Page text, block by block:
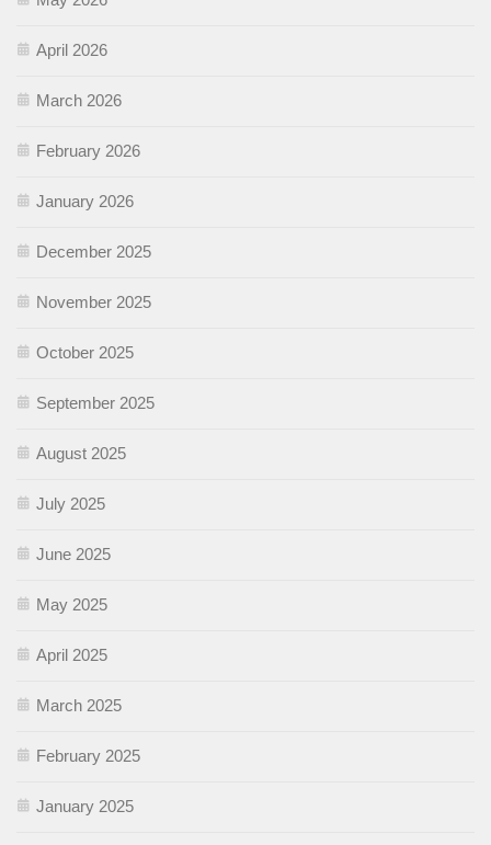
April 2026
March 2026
February 2026
January 2026
December 2025
November 2025
October 2025
September 2025
August 2025
July 2025
June 2025
May 2025
April 2025
March 2025
February 2025
January 2025